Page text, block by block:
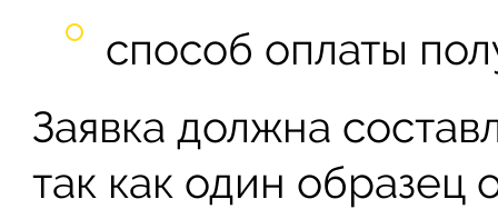
способ оплаты
Заявка должна
так как один образец